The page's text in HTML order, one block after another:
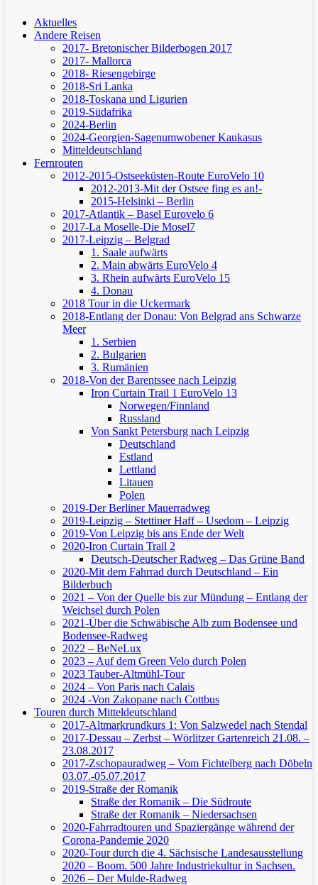
Aktuelles
Andere Reisen
2017- Bretonischer Bilderbogen 2017
2017- Mallorca
2018- Riesengebirge
2018-Sri Lanka
2018-Toskana und Ligurien
2019-Südafrika
2024-Berlin
2024-Georgien-Sagenumwobener Kaukasus
Mitteldeutschland
Fernrouten
2012-2015-Ostseeküsten-Route EuroVelo 10
2012-2013-Mit der Ostsee fing es an!-
2015-Helsinki – Berlin
2017-Atlantik – Basel Eurovelo 6
2017-La Moselle-Die Mosel7
2017-Leipzig – Belgrad
1. Saale aufwärts
2. Main abwärts EuroVelo 4
3. Rhein aufwärts EuroVelo 15
4. Donau
2018 Tour in die Uckermark
2018-Entlang der Donau: Von Belgrad ans Schwarze
Meer
1. Serbien
2. Bulgarien
3. Rumänien
2018-Von der Barentssee nach Leipzig
Iron Curtain Trail 1 EuroVelo 13
Norwegen/Finnland
Russland
Von Sankt Petersburg nach Leipzig
Deutschland
Estland
Lettland
Litauen
Polen
2019-Der Berliner Mauerradweg
2019-Leipzig – Stettiner Haff – Usedom – Leipzig
2019-Von Leipzig bis ans Ende der Welt
2020-Iron Curtain Trail 2
Deutsch-Deutscher Radweg – Das Grüne Band
2020-Mit dem Fahrrad durch Deutschland – Ein
Bilderbuch
2021 – Von der Quelle bis zur Mündung – Entlang der
Weichsel durch Polen
2021-Über die Schwäbische Alb zum Bodensee und
Bodensee-Radweg
2022 – BeNeLux
2023 – Auf dem Green Velo durch Polen
2023 Tauber-Altmühl-Tour
2024 – Von Paris nach Calais
2024 -Von Zakopane nach Cottbus
Touren durch Mitteldeutschland
2017-Altmarkrundkurs 1: Von Salzwedel nach Stendal
2017-Dessau – Zerbst – Wörlitzer Gartenreich 21.08. –
23.08.2017
2017-Zschopauradweg – Vom Fichtelberg nach Döbeln
03.07.-05.07.2017
2019-Straße der Romanik
Straße der Romanik – Die Südroute
Straße der Romanik – Niedersachsen
2020-Fahrradtouren und Spaziergänge während der
Corona-Pandemie 2020
2020-Tour durch die 4. Sächsische Landesausstellung
2020 – Boom. 500 Jahre Industriekultur in Sachsen.
2026 – Der Mulde-Radweg